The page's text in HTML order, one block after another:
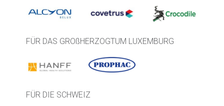
FÜR DAS GROßHERZOGTUM LUXEMBURG
FÜR DIE SCHWEIZ